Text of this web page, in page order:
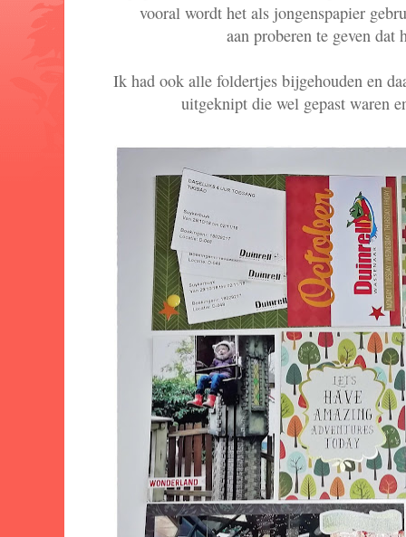
vooral wordt het als jongenspapier
aan proberen te geven dat
Ik had ook alle foldertjes bijgehouden en
uitgeknipt die wel gepast waren